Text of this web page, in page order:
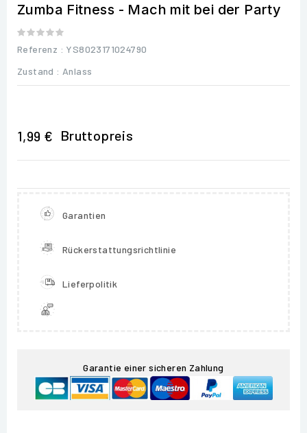
Zumba Fitness - Mach mit bei der Party
Referenz : YS8023171024790
Zustand : Anlass
1,99 € Bruttopreis
Garantien
Rückerstattungsrichtlinie
Lieferpolitik
Garantie einer sicheren Zahlung